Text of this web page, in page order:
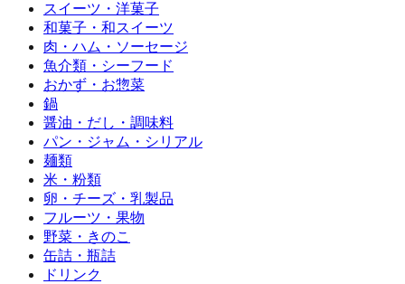
スイーツ・洋菓子
和菓子・和スイーツ
肉・ハム・ソーセージ
魚介類・シーフード
おかず・お惣菜
鍋
醤油・だし・調味料
パン・ジャム・シリアル
麺類
米・粉類
卵・チーズ・乳製品
フルーツ・果物
野菜・きのこ
缶詰・瓶詰
ドリンク